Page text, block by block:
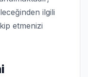
ilgili
etmenizi